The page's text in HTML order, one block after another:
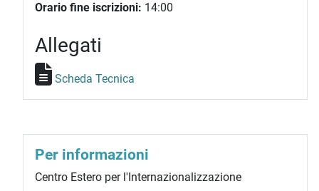
Orario fine iscrizioni: 14:00
Allegati
Scheda Tecnica
Per informazioni
Centro Estero per l'Internazionalizzazione